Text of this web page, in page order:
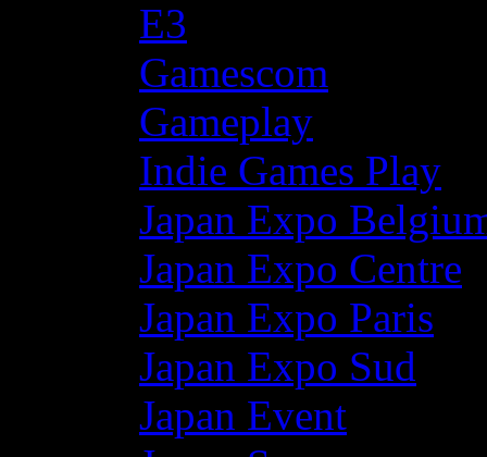
E3
Gamescom
Gameplay
Indie Games Play
Japan Expo
Japan Expo Centre
Japan Expo Paris
Japan Expo Sud
Japan Event